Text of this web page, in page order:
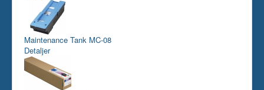
Maintenance Tank MC-08
Detaljer